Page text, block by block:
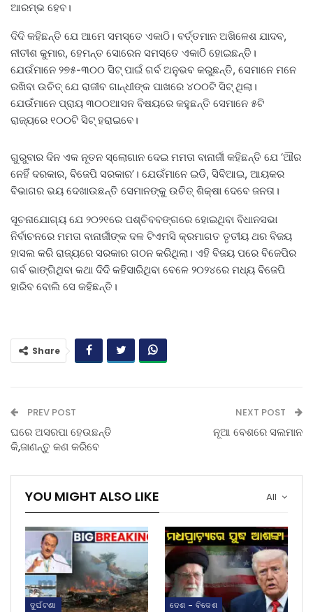
ଆରମ୍ଭ ହେବ।
ଦିଦି କହିଛନ୍ତି ଯେ ଆମେ ସମସ୍ତେ ଏକାଠି। ବର୍ତ୍ତମାନ ଅଖିଳେଶ ଯାଦବ,
ନୀତୀଶ କୁମାର, ହେମନ୍ତ ସୋରେନ ସମସ୍ତେ ଏକାଠି ହୋଇଛନ୍ତି।
ଯେଉଁମାନେ ୨୭୫-୩୦୦ ସିଟ୍ ପାଇଁ ଗର୍ବ ଅନୁଭବ କରୁଛନ୍ତି, ସେମାନେ ମନେ
ରଖିବା ଉଚିତ୍ ଯେ ରାଜୀବ ଗାନ୍ଧୀଙ୍କ ପାଖରେ ୪୦୦ଟି ସିଟ୍ ଥିଲା।
ଯେଉଁମାନେ ପ୍ରାୟ ୩୦୦ଆସନ ବିଷୟରେ କହୁଛନ୍ତି ସେମାନେ ୫ଟି
ରାଜ୍ୟରେ ୧୦୦ଟି ସିଟ୍ ହରାଇବେ।
ଗୁରୁବାର ଦିନ ଏକ ନୂତନ ସ୍ଲୋଗାନ ଦେଇ ମମତା ବାନାର୍ଜୀ କହିଛନ୍ତି ଯେ ‘ଅୗର
ନେହିଁ ଦରକାର, ବିଜେପି ସରକାର’। ଯେଉଁମାନେ ଇଡି, ସିବିଆଇ, ଆୟକର
ବିଭାଗର ଭୟ ଦେଖାଉଛନ୍ତି ସେମାନଙ୍କୁ ଉଚିତ୍ ଶିକ୍ଷା ଦେବେ ଜନତା।
ସୂଚନାଯୋଗ୍ୟ ଯେ ୨୦୨୧ରେ ପଶ୍ଚିବବଙ୍ଗରେ ହୋଇଥିବା ବିଧାନସଭା
ନିର୍ବାଚନରେ ​​ମମତା ବାନାର୍ଜୀଙ୍କ ଦଳ ଟିଏମସି କ୍ରମାଗତ ତୃତୀୟ ଥର ବିଜୟ
ହାସଲ କରି ରାଜ୍ୟରେ ସରକାର ଗଠନ କରିଥିଲା। ଏହି ବିଜୟ ପରେ ବିଜେପିର
ଗର୍ବ ଭାଙ୍ଗିଥିବା କଥା ଦିଦି କହିସାରିଥିବା ବେଳେ ୨୦୨୪ରେ ମଧ୍ୟ ବିଜେପି
ହାରିବ ବୋଲି ସେ କହିଛନ୍ତି।
Share
PREV POST
ଘରେ ଅସରପା ହେଉଛନ୍ତି
କି,ଜାଣନ୍ତୁ କଣ କରିବେ
NEXT POST
ନୂଆ ବେଶରେ ସଲମାନ
All
YOU MIGHT ALSO LIKE
ଦୁର୍ଘଟଣା ଦେଶ - ବିଦେଶ